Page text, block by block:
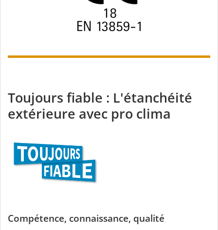
Toujours fiable : L'étanchéité
extérieure avec pro clima
Compétence, connaissance, qualité